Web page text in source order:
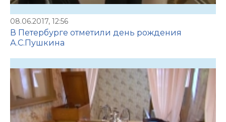
08.06.2017, 12:56
В Петербурге отметили день рождения
А.С.Пушкина